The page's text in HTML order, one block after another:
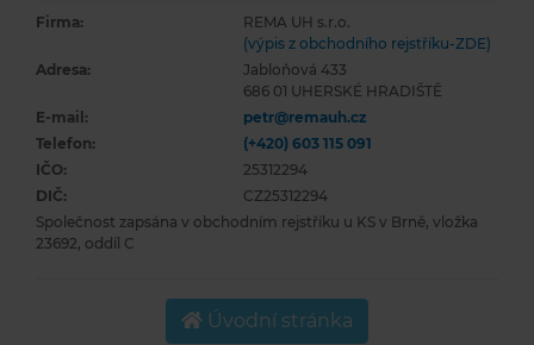
Firma:
REMA UH s.r.o.
(výpis z obchodního rejstříku-ZDE)
Adresa:
Jabloňová 433
686 01 UHERSKÉ HRADIŠTĚ
E-mail:
petr@remauh.cz
Telefon:
(+420) 603 115 091
IČO:
25312294
DIČ:
CZ25312294
Společnost zapsána v obchodním rejstříku u KS v Brně, vložka
23692, oddíl C
Úvodní stránka